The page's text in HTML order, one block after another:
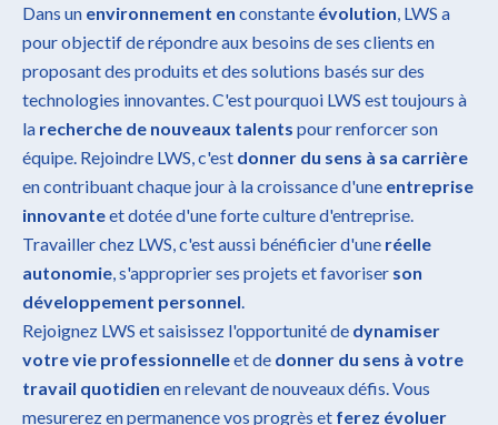
Dans un environnement en constante évolution , LWS a
pour objectif de répondre aux besoins de ses clients en
proposant des produits et des solutions basés sur des
technologies innovantes. C'est pourquoi LWS est toujours à
la recherche de nouveaux talents pour renforcer son
équipe. Rejoindre LWS, c'est donner du sens à sa carrière
en contribuant chaque jour à la croissance d'une entreprise
innovanteet dotée d'une forte culture d'entreprise.
Travailler chez LWS, c'est aussi bénéficier d'une réelle
autonomie , s'approprier ses projets et favoriser son
développement personnel
Rejoignez LWS et saisissez l'opportunité de dynamiser
votre vie professionnelleet de donner du sens à votre
travail quotidien en relevant de nouveaux défis. Vous
mesurerez en permanence vos progrès et ferez évoluer